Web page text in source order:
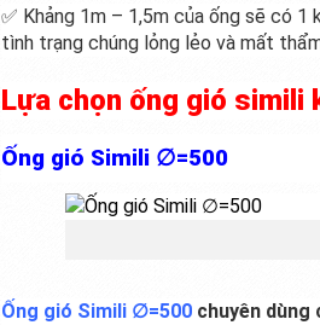
✅ Khảng 1m – 1,5m của ống sẽ có
tình trạng chúng lỏng lẻo và mất
Lựa chọn ống gió simili
Ống gió Simili ∅=500
Ống gió Simili ∅=500chuyên dùng